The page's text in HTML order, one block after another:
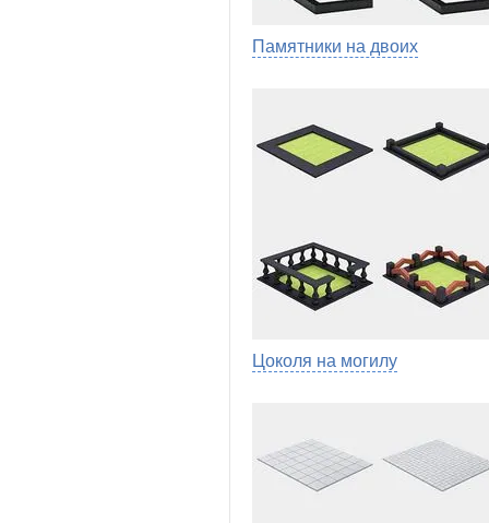
Памятники на двоих
Цоколя на могилу